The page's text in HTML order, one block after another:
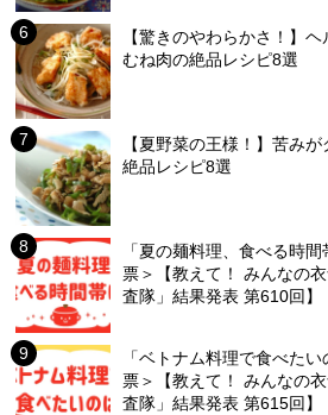
【驚きのやわらかさ！】
むね肉の絶品レシピ8選
【夏野菜の王様！】苦み
絶品レシピ8選
「夏の麺料理、食べる時
票＞【教えて！ みんなの
査隊」結果発表 第610回】
「ベトナム料理で食べた
票＞【教えて！ みんなの
査隊」結果発表 第615回】